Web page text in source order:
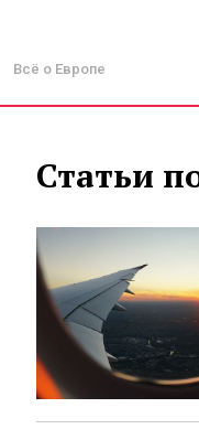
Всё о Европе
Статьи